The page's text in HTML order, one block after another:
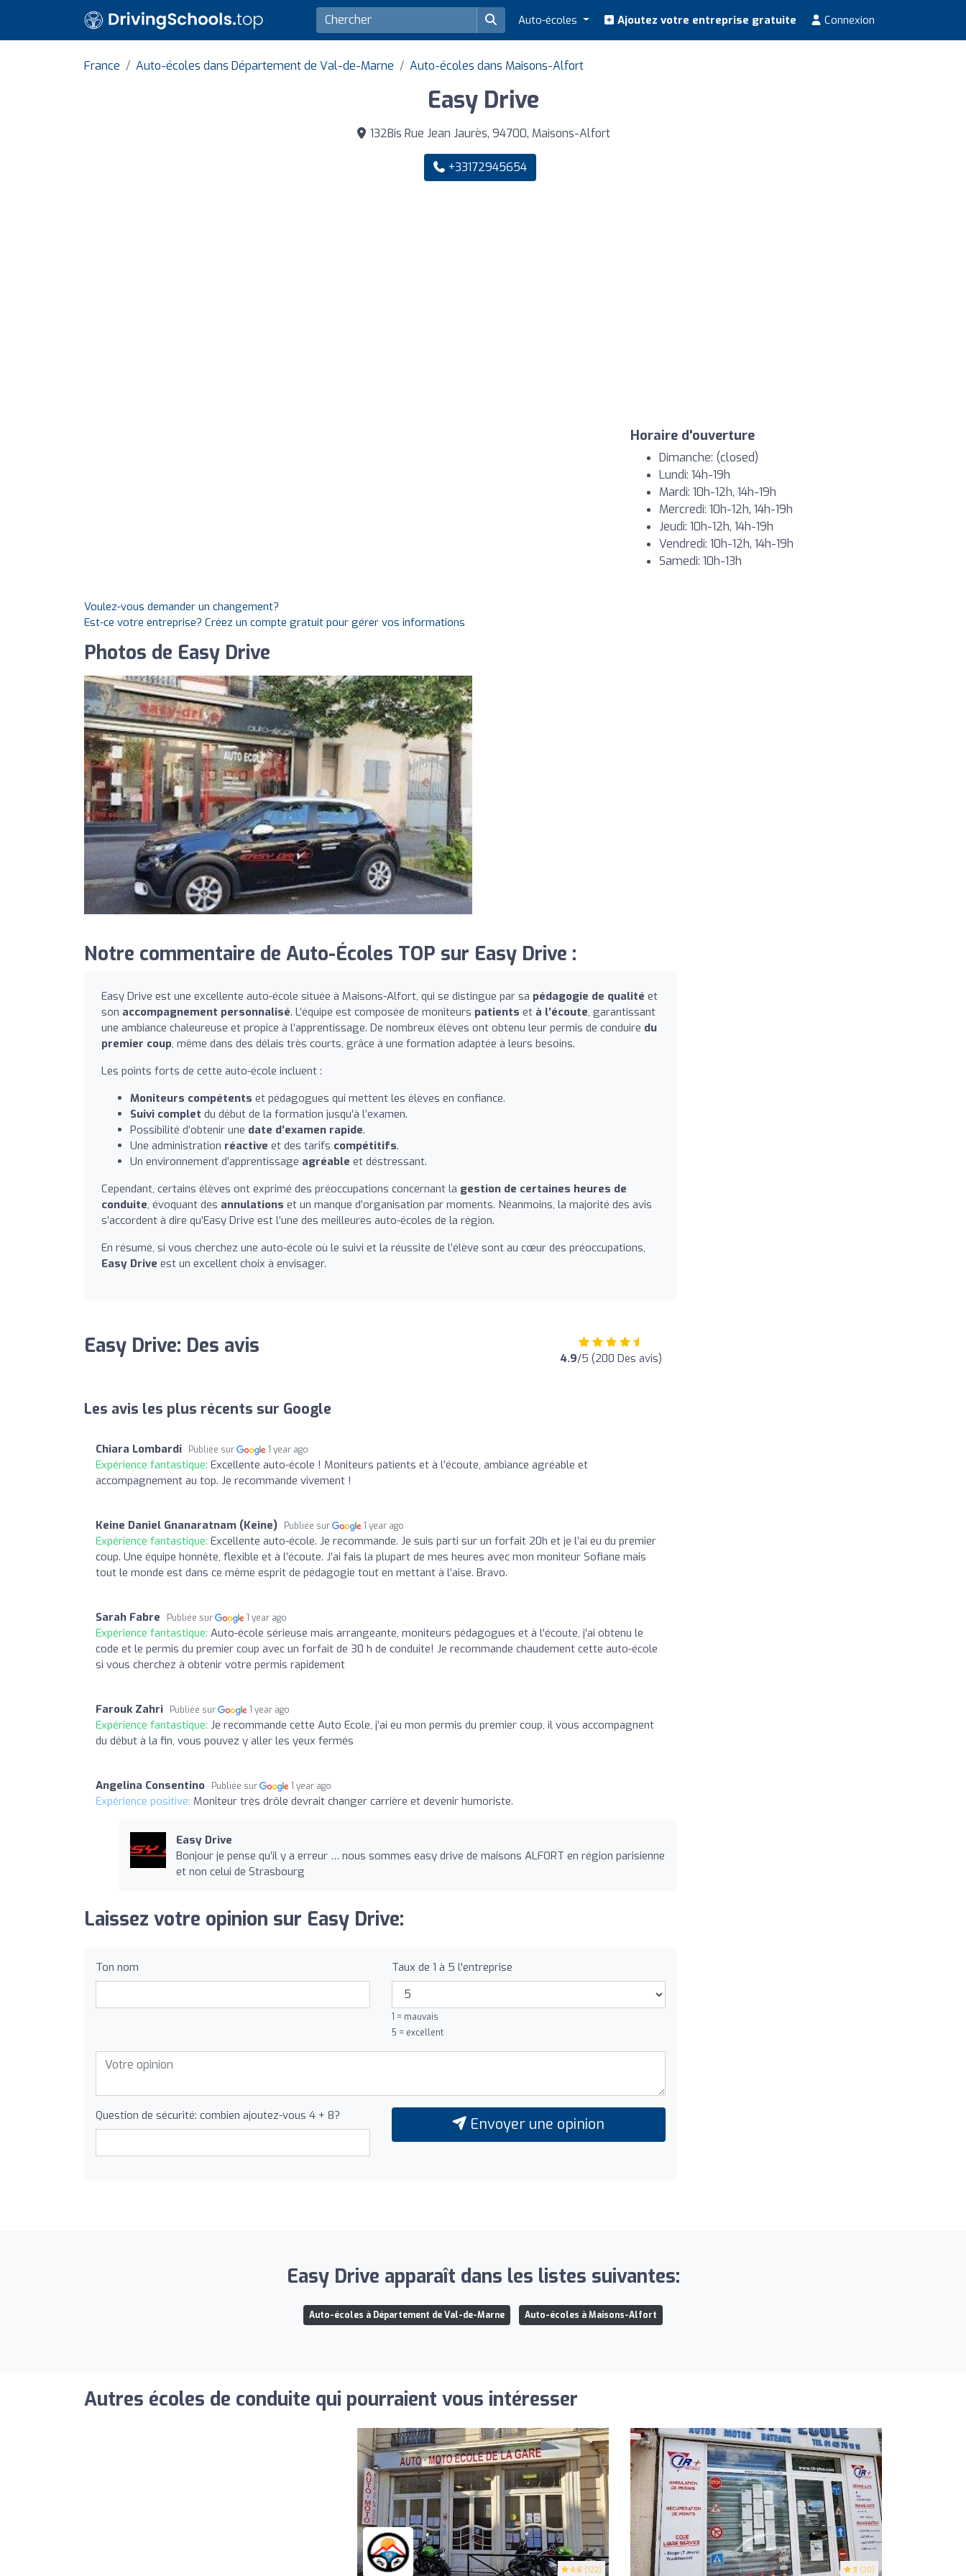
Auto-écoles Ajoutez votre entreprise gratuite Connexion
France Auto-écoles dans Département de Val-de-Marne Auto-écoles dans Maisons-Alfort
Easy Drive
132Bis Rue Jean Jaurès, 94700, Maisons-Alfort
+33172945654
Horaire d'ouverture
Dimanche: (closed)
Lundi: 14h-19h
Mardi: 10h-12h, 14h-19h
Mercredi: 10h-12h, 14h-19h
Jeudi: 10h-12h, 14h-19h
Vendredi: 10h-12h, 14h-19h
Samedi: 10h-13h
Voulez-vous demander un changement?
Est-ce votre entreprise? Créez un compte gratuit pour gérer vos informations
Photos de Easy Drive
Notre commentaire de Auto-Écoles TOP sur Easy Drive :
Easy Drive est une excellente auto-école située à Maisons-Alfort, qui se distingue par sa pédagogie de qualité et
son accompagnement personnalisé. L’équipe est composée de moniteurs patients et à l’écoute, garantissant
une ambiance chaleureuse et propice à l’apprentissage. De nombreux élèves ont obtenu leur permis de conduire du
premier coup, même dans des délais très courts, grâce à une formation adaptée à leurs besoins.
Les points forts de cette auto-école incluent :
Moniteurs compétents et pédagogues qui mettent les élèves en confiance.
Suivi complet du début de la formation jusqu’à l’examen.
Possibilité d’obtenir une date d’examen rapide.
Une administration réactive et des tarifs compétitifs.
Un environnement d’apprentissage agréable et déstressant.
Cependant, certains élèves ont exprimé des préoccupations concernant la gestion de certaines heures de
conduite, évoquant des annulations et un manque d’organisation par moments. Néanmoins, la majorité des avis
s’accordent à dire qu’Easy Drive est l’une des meilleures auto-écoles de la région.
En résumé, si vous cherchez une auto-école où le suivi et la réussite de l’élève sont au cœur des préoccupations,
Easy Drive est un excellent choix à envisager.
Easy Drive: Des avis 4.9/5 (200 Des avis)
Les avis les plus récents sur Google
Chiara Lombardi Publiée sur 1 year ago
Expérience fantastique: Excellente auto-école ! Moniteurs patients et à l’écoute, ambiance agréable et
accompagnement au top. Je recommande vivement !
Keine Daniel Gnanaratnam (Keine) Publiée sur 1 year ago
Expérience fantastique: Excellente auto-école. Je recommande. Je suis parti sur un forfait 20h et je l’ai eu du premier
coup. Une équipe honnête, flexible et à l’écoute. J’ai fais la plupart de mes heures avec mon moniteur Sofiane mais
tout le monde est dans ce même esprit de pédagogie tout en mettant à l’aise. Bravo.
Sarah Fabre Publiée sur 1 year ago
Expérience fantastique: Auto-école sérieuse mais arrangeante, moniteurs pédagogues et à l'écoute, j'ai obtenu le
code et le permis du premier coup avec un forfait de 30 h de conduite! Je recommande chaudement cette auto-école
si vous cherchez à obtenir votre permis rapidement
Farouk Zahri Publiée sur 1 year ago
Expérience fantastique: Je recommande cette Auto Ecole, j’ai eu mon permis du premier coup, il vous accompagnent
du début à la fin, vous pouvez y aller les yeux fermés
Angelina Consentino Publiée sur 1 year ago
Expérience positive: Moniteur très drôle devrait changer carrière et devenir humoriste.
Easy Drive
Bonjour je pense qu’il y a erreur … nous sommes easy drive de maisons ALFORT en région parisienne
et non celui de Strasbourg
Laissez votre opinion sur Easy Drive:
Ton nom Taux de 1 à 5 l'entreprise
1 = mauvais
5 = excellent
Question de sécurité: combien ajoutez-vous 4 + 8? Envoyer une opinion
Easy Drive apparaît dans les listes suivantes:
Auto-écoles à Département de Val-de-Marne Auto-écoles à Maisons-Alfort
Autres écoles de conduite qui pourraient vous intéresser
4.6 (122) 3 (20)